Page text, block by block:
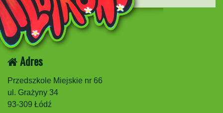
Adres
Przedszkole Miejskie nr 66
ul. Grażyny 34
93-309 Łódź